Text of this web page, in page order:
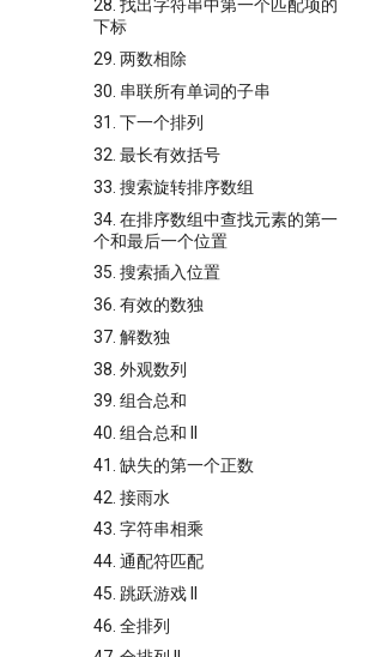
28. 找出字符串中第一个匹配项的
下标
29. 两数相除
30. 串联所有单词的子串
31. 下一个排列
32. 最长有效括号
33. 搜索旋转排序数组
34. 在排序数组中查找元素的第一
个和最后一个位置
35. 搜索插入位置
36. 有效的数独
37. 解数独
38. 外观数列
39. 组合总和
40. 组合总和 II
41. 缺失的第一个正数
42. 接雨水
43. 字符串相乘
44. 通配符匹配
45. 跳跃游戏 II
46. 全排列